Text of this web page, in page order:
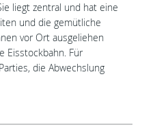
liegt zentral und hat eine
und die gemütliche
vor Ort ausgeliehen
Eisstockbahn. Für
die Abwechslung